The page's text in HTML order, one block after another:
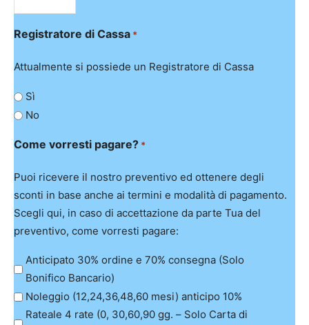
Registratore di Cassa *
Attualmente si possiede un Registratore di Cassa
Sì
No
Come vorresti pagare? *
Puoi ricevere il nostro preventivo ed ottenere degli
sconti in base anche ai termini e modalità di pagamento.
Scegli qui, in caso di accettazione da parte Tua del
preventivo, come vorresti pagare:
Anticipato 30% ordine e 70% consegna (Solo
Bonifico Bancario)
Noleggio (12,24,36,48,60 mesi) anticipo 10%
Rateale 4 rate (0, 30,60,90 gg. – Solo Carta di